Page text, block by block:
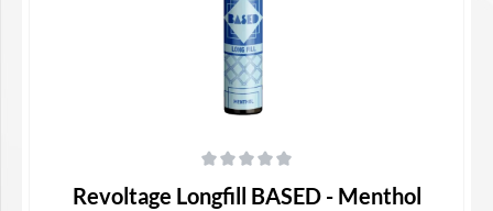
Revoltage Longfill BASED - Menthol